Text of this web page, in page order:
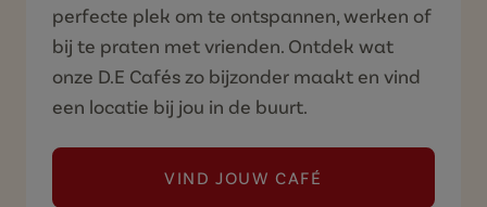
perfecte plek om te ontspannen, werken of
bij te praten met vrienden. Ontdek wat
onze D.E Cafés zo bijzonder maakt en vind
een locatie bij jou in de buurt.
VIND JOUW CAFÉ
(ONTDEK ONZE D.E